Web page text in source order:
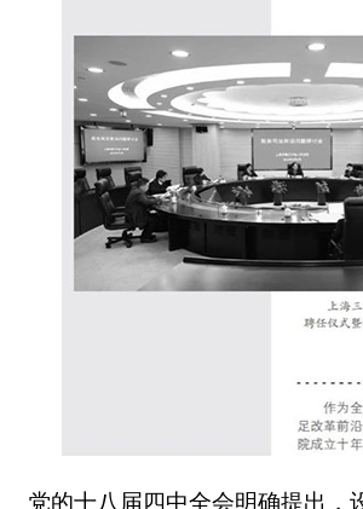
党的十八届四中全会明确提出，